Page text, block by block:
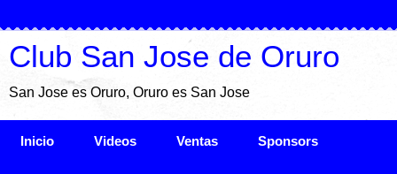
Club San Jose de Oruro
San Jose es Oruro, Oruro es San Jose
Inicio Videos Ventas Sponsors